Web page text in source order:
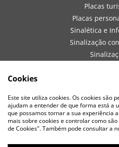
Placas
Placas
Sinalética e
Sinalização
Cookies
Este site utiliza cookies. Os cookies são
ajudam a entender de que forma está a
que possamos tornar a sua experiência
mais sobre cookies e controlar como
de Cookies". Também pode consultar a